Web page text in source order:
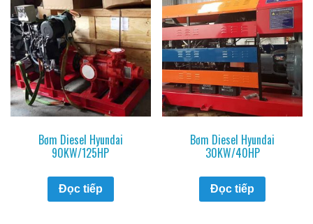
Bơm Diesel Hyundai
90KW/125HP
Đọc tiếp
Bơm Diesel Hyundai
30KW/40HP
Đọc tiếp